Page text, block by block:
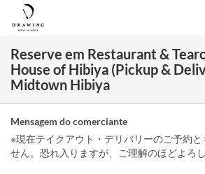
Reserve em Restaurant &
House of Hibiya (Pickup &
Midtown Hibiya
Mensagem do comerciante
※現在テイクアウト・デリバリーのご予約と
せん。恐れ入りますが、ご理解のほどよろ